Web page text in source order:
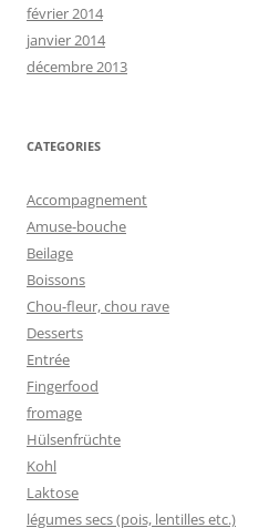
février 2014
janvier 2014
décembre 2013
CATEGORIES
Accompagnement
Amuse-bouche
Beilage
Boissons
Chou-fleur, chou rave
Desserts
Entrée
Fingerfood
fromage
Hülsenfrüchte
Kohl
Laktose
légumes secs (pois, lentilles etc.)